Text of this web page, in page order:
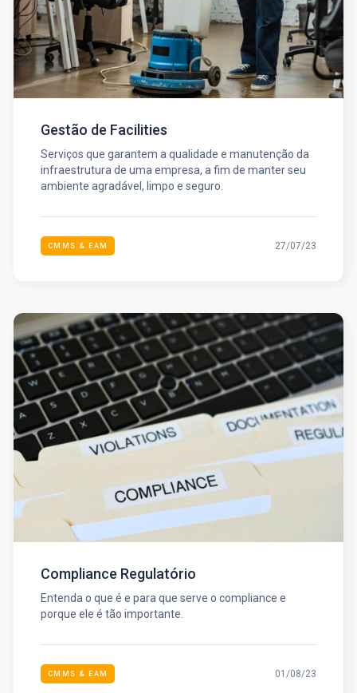
Gestão de Facilities
Serviços que garantem a qualidade e manutenção da
infraestrutura de uma empresa, a fim de manter seu
ambiente agradável, limpo e seguro.
CMMS & EAM 27/07/23
Compliance Regulatório
Entenda o que é e para que serve o compliance e
porque ele é tão importante.
CMMS & EAM 01/08/23